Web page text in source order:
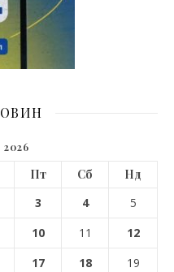
2026
Пт Сб
Нд
3 4
5
10 11
12
17 18
19